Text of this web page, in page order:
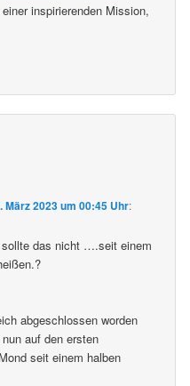
inspirierenden Mission,
März 2023 um 00:45 Uhr:
das nicht ….seit einem
abgeschlossen worden
auf den ersten
seit einem halben